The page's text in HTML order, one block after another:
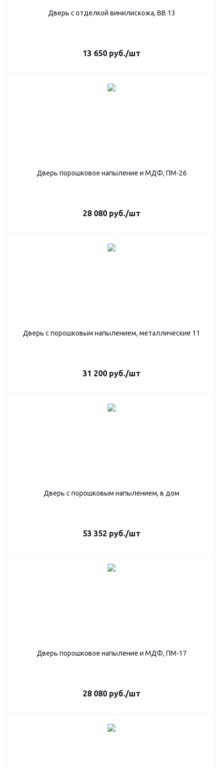
Дверь с отделкой винилискожа, ВВ 13
13 650руб./шт
Дверь порошковое напыление и МДФ, ПМ-26
28 080руб./шт
Дверь с порошковым напылением, металлические 11
31 200руб./шт
Дверь с порошковым напылением, в дом
53 352 руб./шт
Дверь порошковое напыление и МДФ, ПМ-17
28 080руб./шт